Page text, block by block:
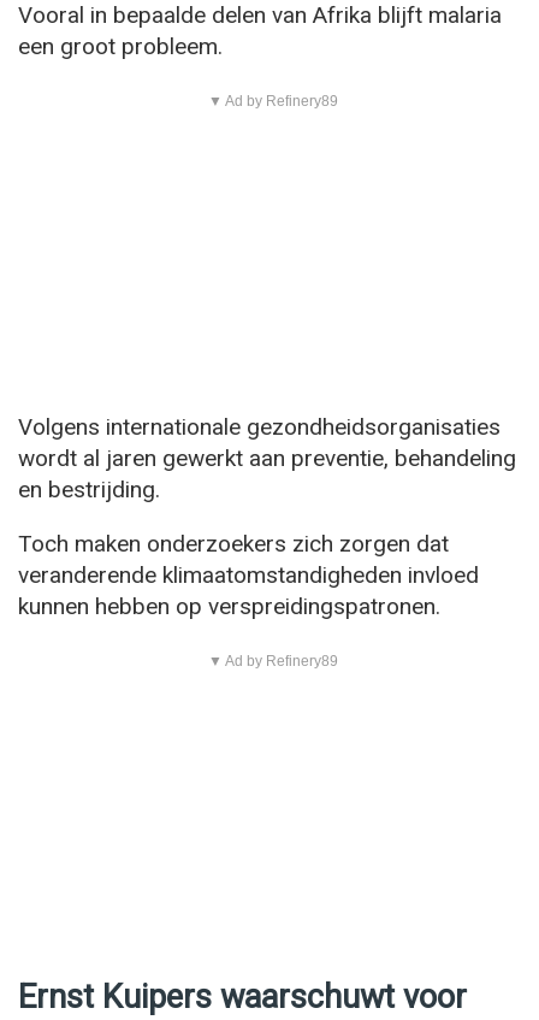
Vooral in bepaalde delen van Afrika blijft malaria
een groot probleem.
▼ Ad by Refinery89
Volgens internationale gezondheidsorganisaties
wordt al jaren gewerkt aan preventie, behandeling
en bestrijding.
Toch maken onderzoekers zich zorgen dat
veranderende klimaatomstandigheden invloed
kunnen hebben op verspreidingspatronen.
▼ Ad by Refinery89
Ernst Kuipers waarschuwt voor